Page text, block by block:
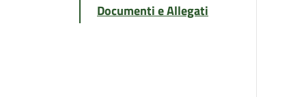
Documenti e Allegati